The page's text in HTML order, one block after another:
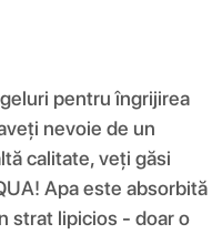
pentru îngrijirea
nevoie de un
calitate, veți găsi
Apa este absorbită
strat lipicios - doar o